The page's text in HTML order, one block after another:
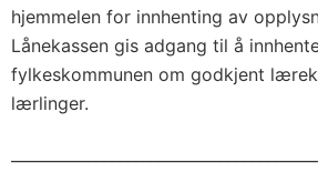
hjemmelen for innhenting av
Lånekassen gis adgang til å
fylkeskommunen om godkjent
lærlinger.